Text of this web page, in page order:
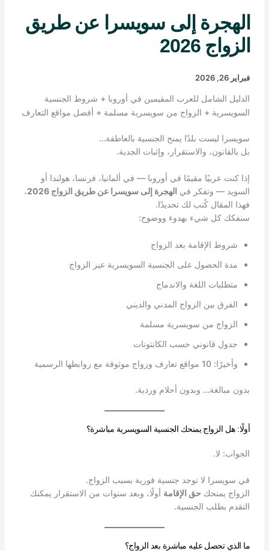
الهجرة إلى سويسرا عن طريق
الزواج 2026
فبراير 26, 2026
الدليل الشامل للعرب المقيمين في أوروبا + شروط الجنسية
السويسرية + الزواج من سويسرية مسلمة + أفضل مواقع التعارف
سويسرا ليست بلدًا يمنح الجنسية بالعاطفة…
بل بالقانون، والاستقرار، وإثبات الجدية.
إذا كنت عربيًا مقيمًا في أوروبا — في ألمانيا، فرنسا، هولندا أو
السويد — وتفكر في الهجرة إلى سويسرا عن طريق الزواج 2026
،
فهذا المقال كُتب لك تحديدًا.
سنفكك كل شيء بهدوء ووضوح:
شروط الإقامة بعد الزواج
مدة الحصول على الجنسية السويسرية عبر الزواج
متطلبات اللغة والاندماج
الفرق بين الزواج المدني والديني
الزواج من سويسرية مسلمة
جدول قانوني حسب الكانتونات
وأخيرًا: 10 مواقع تعارف وزواج موثوقة مع روابطها الرسمية
بدون مبالغة… وبدون أحلام وردية.
أولًا: هل الزواج يمنحك الجنسية السويسرية مباشرة؟
الجواب: لا.
في سويسرا لا توجد جنسية فورية بسبب الزواج.
الزواج يمنحك حق الإقامة أولًا، وبعد سنوات من الاستقرار يمكنك
التقدم بطلب الجنسية.
ما الذي تحصل عليه مباشرة بعد الزواج؟